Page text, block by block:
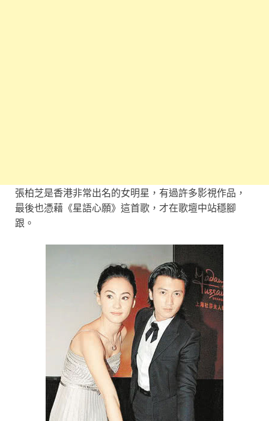
張柏芝是香港非常出名的女明星，有過許多影視作品，
最後也憑藉《星語心願》這首歌，才在歌壇中站穩腳
跟。